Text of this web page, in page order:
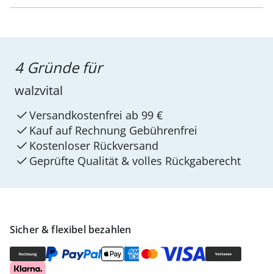
Sicher & flexibel bezahlen
4 Gründe für
walzvital
Versandkostenfrei ab 99 €
Kauf auf Rechnung Gebührenfrei
Kostenloser Rückversand
Geprüfte Qualität & volles Rückgaberecht